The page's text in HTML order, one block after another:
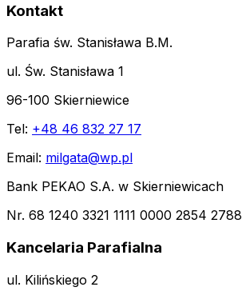
Kontakt
Parafia św. Stanisława B.M.
ul. Św. Stanisława 1
96-100 Skierniewice
Tel: +48 46 832 27 17
Email: milgata@wp.pl
Bank PEKAO S.A. w Skierniewicach
Nr. 68 1240 3321 1111 0000 2854 2788
Kancelaria Parafialna
ul. Kilińskiego 2